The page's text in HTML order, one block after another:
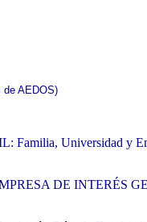
de AEDOS)
Familia, Universidad y
DE INTERÉS